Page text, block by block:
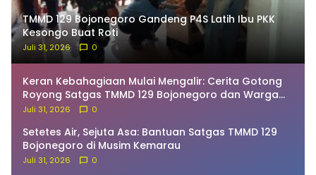
TMMD 129 Bojonegoro Gandeng P4S Latih Ibu PKK
Kesongo Buat Roti
Juli 31, 2026 0
Keran Kebahagiaan Mulai Mengalir: Cerita Gotong
Royong Satgas TMMD 129 Bojonegoro dan Warga
Bekatul
Juli 31, 2026 0
Setetes Air, Sejuta Asa: Bantuan Satgas TMMD 129
Bojonegoro di Musim Kemarau
Juli 31, 2026 0